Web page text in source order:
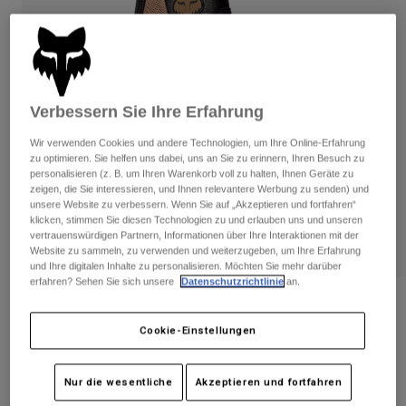
Hosen
Handschuhe
Protektoren
Brillen
Zubehör
Ersatzteile
Hosen
Handschuhe
Jacken
Protektoren
Brillen
Socken
Taschen & Zubehör
Spare parts
Hemden
Alle anzeigen
T-Shirts & Tops
Hoodies und Pullover
Jacken
Hosen
Shirts
Alle anzeigen
Guards
Brillen
Socken
Alle anzeigen
Moto
Helme
Jerseys
Hosen
Handschuhe Bomber Pro Air
Artikelnr.28379
Verbessern Sie Ihre Erfahrung
Wir verwenden Cookies und andere Technologien, um Ihre Online-Erfahrung
zu optimieren. Sie helfen uns dabei, uns an Sie zu erinnern, Ihren Besuch zu
personalisieren (z. B. um Ihren Warenkorb voll zu halten, Ihnen Geräte zu
zeigen, die Sie interessieren, und Ihnen relevantere Werbung zu senden) und
unsere Website zu verbessern. Wenn Sie auf „Akzeptieren und fortfahren“
klicken, stimmen Sie diesen Technologien zu und erlauben uns und unseren
vertrauenswürdigen Partnern, Informationen über Ihre Interaktionen mit der
Website zu sammeln, zu verwenden und weiterzugeben, um Ihre Erfahrung
und Ihre digitalen Inhalte zu personalisieren. Möchten Sie mehr darüber
erfahren? Sehen Sie sich unsere
Datenschutzrichtlinie an.
Cookie-Einstellungen
Nur die wesentliche Akzeptieren und fortfahren